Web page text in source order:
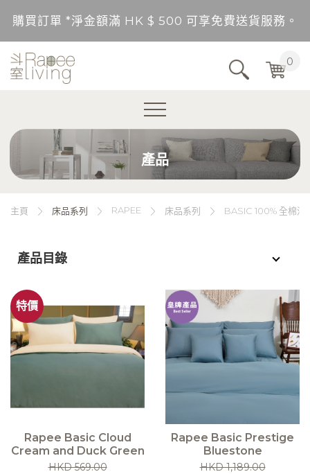
購買訂單 *淨金額滿 HK $ 500 可享免費送貨服務。
送貨範圍：香港，九龍，新界（東涌，愉景灣，離島
購買訂單 *淨金額滿 HK $ 500 可享免費送貨服務。
購買訂單 *淨金額未滿 HK $ 500，需另加 HK$ 50
0
產品
主頁 床品系列 RAPEE 床品系列 BASIC 100% 全棉淨
產品目錄
特價
Rapee Basic Cloud
Cream and Duck Green
HKD 569.00
Rapee Basic Prestige
Bluestone
HKD 1,189.00